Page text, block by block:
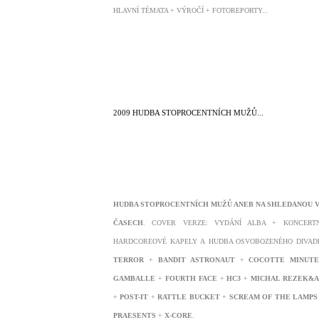
HLAVNÍ TÉMATA + VÝROČÍ + FOTOREPORTY...
2009 HUDBA STOPROCENTNÍCH MUŽŮ...
HUDBA STOPROCENTNÍCH MUŽŮ ANEB NA SHLEDANOU
ČASECH . COVER VERZE: VYDÁNÍ ALBA +
HARDCOREOVÉ KAPELY A HUDBA OSVOBOZENÉHO
TERROR + BANDIT ASTRONAUT+COCOTTE MINUTE
GAMBALLE + FOURTH FACE +HC3 +MICHAL
+POST-IT +RATTLE BUCKET+ SCREAM OF THE LAMPS
PRAESENTS + X-CORE